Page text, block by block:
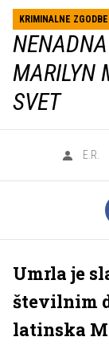
KRIMINALNE ZGODBE
MARILYN
SVET
E.R.
Umrla je
številnim
latinska